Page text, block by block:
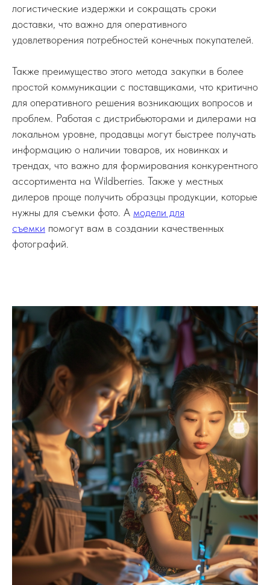
логистические издержки и сокращать сроки
доставки, что важно для оперативного
удовлетворения потребностей конечных покупателей.
Также преимущество этого метода закупки в более
простой коммуникации с поставщиками, что критично
для оперативного решения возникающих вопросов и
проблем. Работая с дистрибьюторами и дилерами на
локальном уровне, продавцы могут быстрее получать
информацию о наличии товаров, их новинках и
трендах, что важно для формирования конкурентного
ассортимента на Wildberries. Также у местных
дилеров проще получить образцы продукции, которые
нужны для съемки фото. А модели для
съемки помогут вам в создании качественных
фотографий.